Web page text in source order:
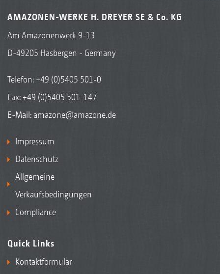
AMAZONEN-WERKE H. DREYER SE & Co. KG
Am Amazonenwerk 9-13
D-49205 Hasbergen - Germany
Telefon:+49 (0)5405 501-0
Fax: +49 (0)5405 501-147
E-Mail: amazone@amazone.de
Impressum
Datenschutz
Allgemeine
Verkaufsbedingungen
Compliance
Quick Links
Kontaktformular